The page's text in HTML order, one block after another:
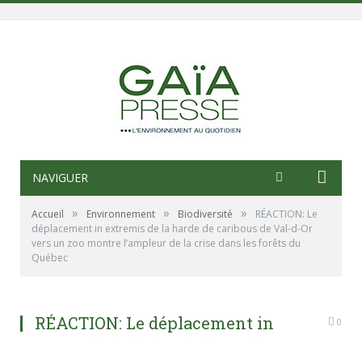
NAVIGUER
Accueil » Environnement » Biodiversité »
RÉACTION: Le
déplacement in extremis de la harde de caribous de Val-d-Or
vers un zoo montre l’ampleur de la crise dans les forêts du
Québec
RÉACTION: Le déplacement in
0